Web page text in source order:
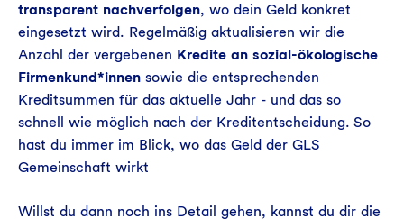
transparent nachverfolgen, wo dein Geld konkret
eingesetzt wird. Regelmäßig aktualisieren wir die
Anzahl der vergebenen Kredite an sozial-ökologische
Firmenkund*innen sowie die entsprechenden
Kreditsummen für das aktuelle Jahr - und das so
schnell wie möglich nach der Kreditentscheidung. So
hast du immer im Blick, wo das Geld der GLS
Gemeinschaft wirkt
Willst du dann noch ins Detail gehen, kannst du dir die